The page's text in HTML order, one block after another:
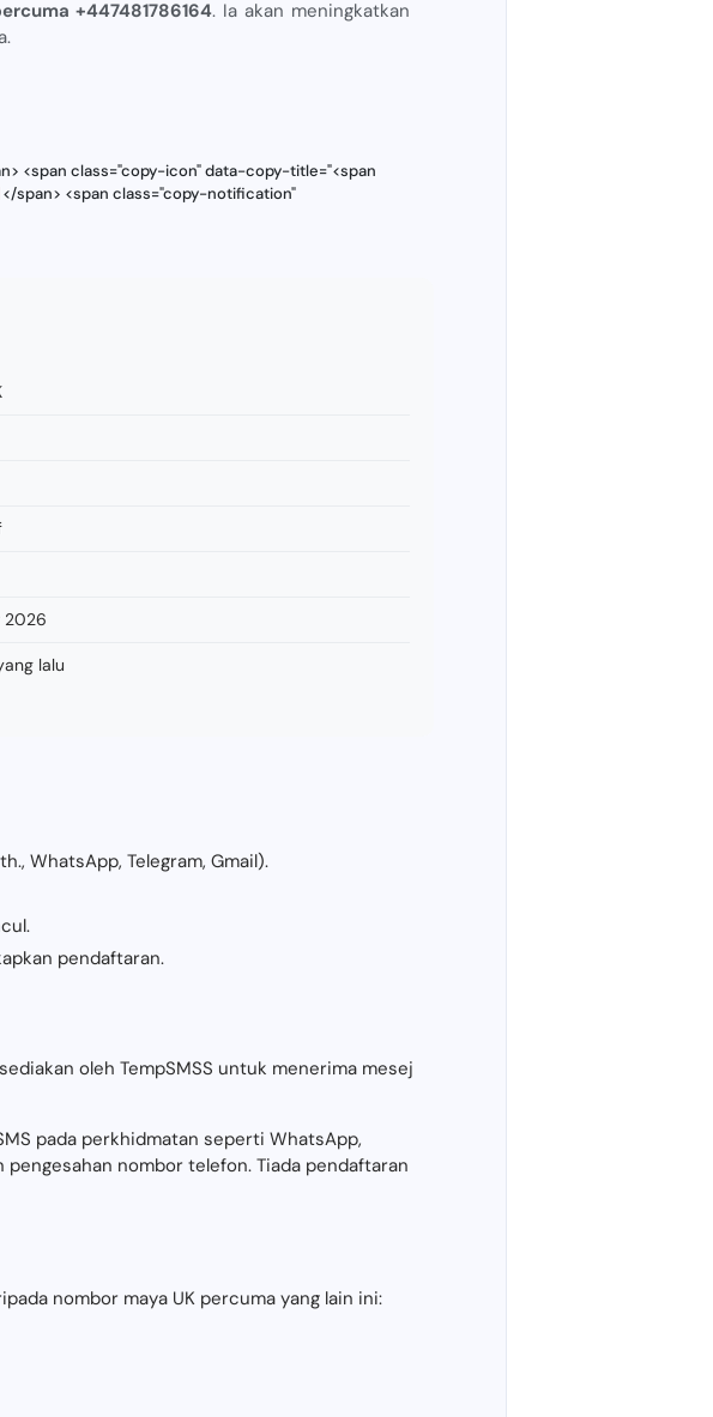
+447481786164. Ia akan meningkatkan
<span class="copy-icon" data-copy-title="<span
</span> <span class="copy-notification"
2026
lalu
WhatsApp, Telegram, Gmail).
pendaftaran.
oleh TempSMSS untuk menerima mesej
pada perkhidmatan seperti WhatsApp,
pengesahan nombor telefon. Tiada pendaftaran
nombor maya UK percuma yang lain ini: